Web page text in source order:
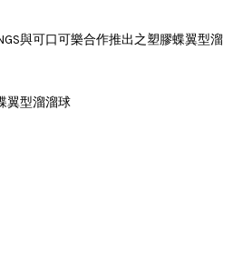
與可口可樂合作推出之塑膠蝶翼型溜
翼型溜溜球